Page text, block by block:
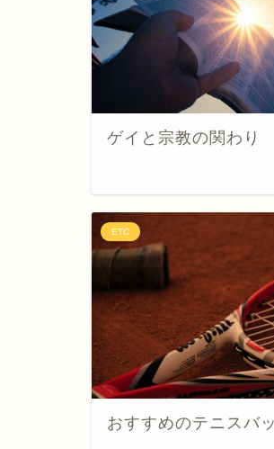
ゲイと宗教の関わり
ETC
おすすめのテニスバ